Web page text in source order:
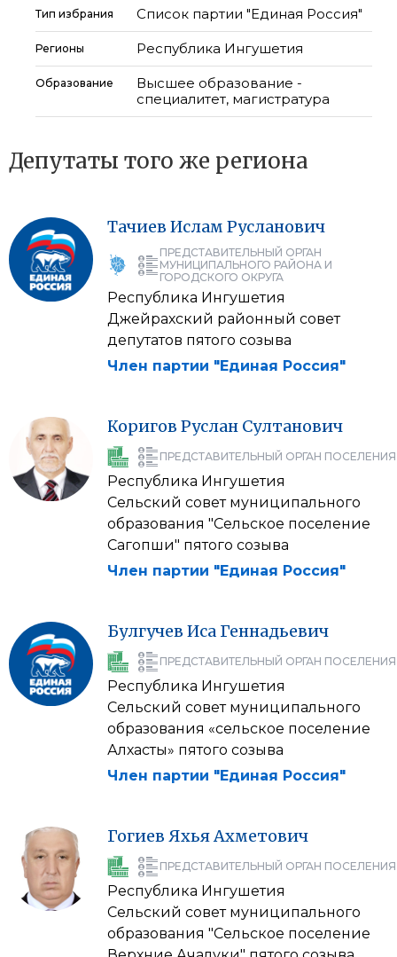
Тип избрания Список партии "Единая Россия"
Регионы Республика Ингушетия
Образование
Высшее образование -
специалитет, магистратура
Депутаты того же региона
Тачиев Ислам Русланович
ПРЕДСТАВИТЕЛЬНЫЙ ОРГАН
МУНИЦИПАЛЬНОГО РАЙОНА И
ГОРОДСКОГО ОКРУГА
Республика Ингушетия
Джейрахский районный совет
депутатов пятого созыва
Член партии "Единая Россия"
Коригов Руслан Султанович
ПРЕДСТАВИТЕЛЬНЫЙ ОРГАН ПОСЕЛЕНИЯ
Республика Ингушетия
Сельский совет муниципального
образования "Сельское поселение
Сагопши" пятого созыва
Член партии "Единая Россия"
Булгучев Иса Геннадьевич
ПРЕДСТАВИТЕЛЬНЫЙ ОРГАН ПОСЕЛЕНИЯ
Республика Ингушетия
Сельский совет муниципального
образования «сельское поселение
Алхасты» пятого созыва
Член партии "Единая Россия"
Гогиев ЯхьяАхметович
ПРЕДСТАВИТЕЛЬНЫЙ ОРГАН ПОСЕЛЕНИЯ
Республика Ингушетия
Сельский совет муниципального
образования "Сельское поселение